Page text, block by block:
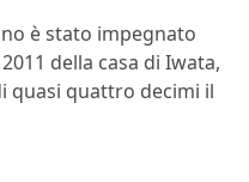
è stato impegnato
della casa di Iwata,
quasi quattro decimi il